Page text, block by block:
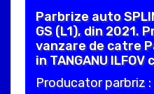
Parbrize auto
GS (L1), din 2021.
vanzare de catre
in TANGANU
Producator parbriz :